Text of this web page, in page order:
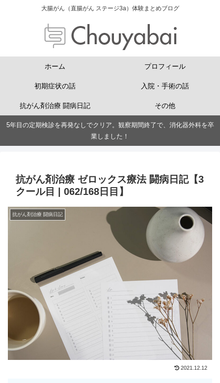
大腸がん（直腸がん ステージ3a）体験まとめブログ
ホーム プロフィール
初期症状の話 入院・手術の話
抗がん剤治療 闘病日記 その他
5年目の定期検診を再発なしでクリア。観察期間終了で、消化器外科を卒
業しました！
抗がん剤治療 ゼロックス療法 闘病日記【3
クール目 | 062/168日目】
抗がん剤治療 闘病日記
2021.12.12